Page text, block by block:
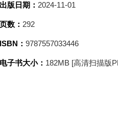
出版日期： 2024-11-01
页数： 292
ISBN： 9787557033446
电子书大小： 182MB [高清扫描版